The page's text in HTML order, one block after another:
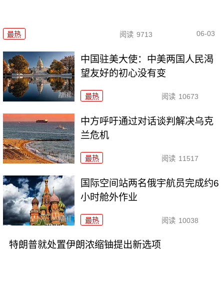
最热 阅读 9713 06-03
中国驻美大使：中美两国人民渴
望友好的初心没有变
最热 阅读 10673
中方呼吁通过对话谈判解决乌克
兰危机
最热 阅读 11517
国际空间站两名俄宇航员完成约6
小时舱外作业
最热 阅读 10038
特朗普就处置伊朗浓缩铀提出新选项